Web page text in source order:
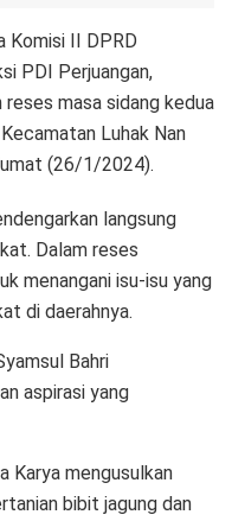
Komisi II DPRD
PDI Perjuangan,
masa sidang kedua
Luhak Nan
(26/1/2024).
langsung
Dalam reses
menangani isu-isu yang
di daerahnya.
Bahri
aspirasi yang
Karya mengusulkan
bibit jagung dan